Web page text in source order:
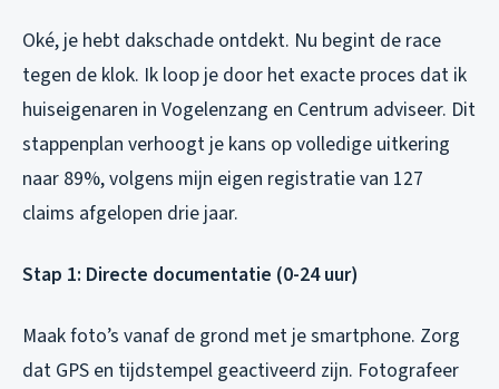
Oké, je hebt dakschade ontdekt. Nu begint de race
tegen de klok. Ik loop je door het exacte proces dat ik
huiseigenaren in Vogelenzang en Centrum adviseer. Dit
stappenplan verhoogt je kans op volledige uitkering
naar 89%, volgens mijn eigen registratie van 127
claims afgelopen drie jaar.
Stap 1: Directe documentatie (0-24 uur)
Maak foto’s vanaf de grond met je smartphone. Zorg
dat GPS en tijdstempel geactiveerd zijn. Fotografeer